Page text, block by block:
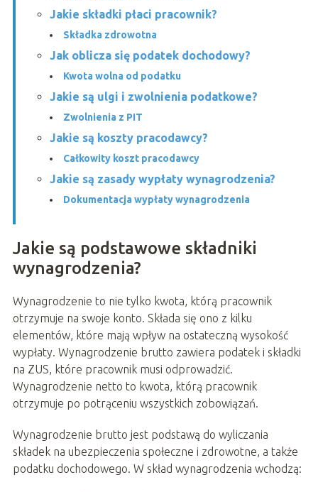
Jakie składki płaci pracownik?
Składka zdrowotna
Jak oblicza się podatek dochodowy?
Kwota wolna od podatku
Jakie są ulgi i zwolnienia podatkowe?
Zwolnienia z PIT
Jakie są koszty pracodawcy?
Całkowity koszt pracodawcy
Jakie są zasady wypłaty wynagrodzenia?
Dokumentacja wypłaty wynagrodzenia
Jakie są podstawowe składniki
wynagrodzenia?
Wynagrodzenie to nie tylko kwota, którą pracownik
otrzymuje na swoje konto. Składa się ono z kilku
elementów, które mają wpływ na ostateczną wysokość
wypłaty. Wynagrodzenie brutto zawiera podatek i składki
na ZUS, które pracownik musi odprowadzić.
Wynagrodzenie netto to kwota, którą pracownik
otrzymuje po potrąceniu wszystkich zobowiązań.
Wynagrodzenie brutto jest podstawą do wyliczania
składek na ubezpieczenia społeczne i zdrowotne, a także
podatku dochodowego. W skład wynagrodzenia wchodzą: